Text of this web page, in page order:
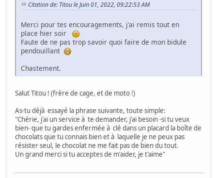
Citation de: Titou le Juin 01, 2022, 09:22:53 AM
Merci pour tes encouragements, j'ai remis tout en
place hier soir
Faute de ne pas trop savoir quoi faire de mon bidule
pendouillant
Chastement.
Salut Titou ! (frère de cage, et de moto !)
As-tu déjà essayé la phrase suivante, toute simple:
"Chérie, j'ai un service à te demander, j'ai besoin -si tu veux
bien- que tu gardes enfermée à clé dans un placard la boîte de
chocolats que tu connais bien et à laquelle je ne peux pas
résister seul, le chocolat ne me fait pas de bien du tout.
Un grand merci si tu acceptes de m'aider, je t'aime"